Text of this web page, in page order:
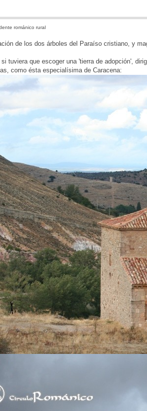
románico rural
de los dos árboles del Paraíso cristiano, y
tuviera que escoger una 'tierra de adopción',
como ésta especialísima de Caracena: